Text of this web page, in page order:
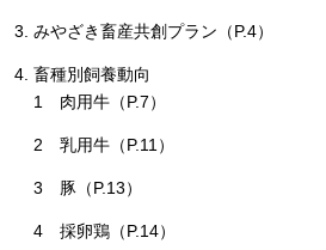
みやざき畜産共創プラン（P.4）
畜種別飼養動向
1
肉用牛（P.7）
2 乳用牛（P.11）
3 豚（P.13）
4 採卵鶏（P.14）